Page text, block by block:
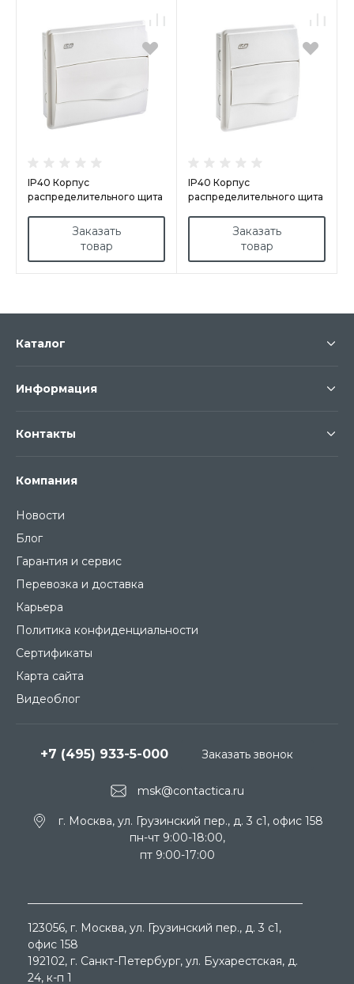
IP40 Корпус
распределительного щита
арт.BM12PO/RR
Заказать
товар
IP40 Корпус
распределительного щита
арт.BM8PO/RRЗаказать
товар
Компания
Новости
Блог
Гарантия и сервис
Перевозка и доставка
Карьера
Политика конфиденциальности
Сертификаты
Карта сайта
Видеоблог
Каталог
Информация
Контакты
msk@contactica.ru
+7 (495) 933-5-000
г. Москва, ул. Грузинский пер., д. 3 c1, офис 158
пн-чт 9:00-18:00,
пт 9:00-17:00
Заказать звонок
123056, г. Москва, ул. Грузинский пер., д. 3 c1,
офис 158
192102, г. Санкт-Петербург, ул. Бухарестская, д.
24, к-п 1